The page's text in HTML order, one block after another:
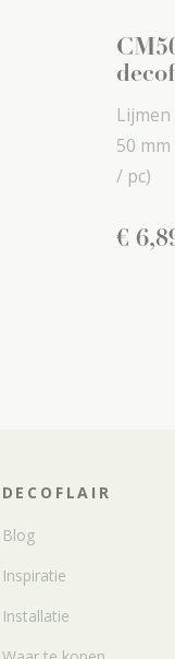
Lijmen
50 mm
/ pc)
€6,
DECOFLAIR
Blog
Inspiratie
Installatie